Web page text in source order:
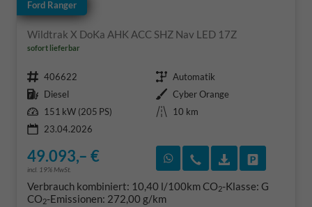
Ford Ranger
Wildtrak X DoKa AHK ACC SHZ Nav LED 17Z
sofort lieferbar
Fahrzeugnr. 406622 Getriebe Automatik
Kraftstoff Diesel Außenfarbe Cyber Orange
Leistung 151 kW (205 PS) Kilometerstand
10 km
23.04.2026
49.093,– €
incl. 19% MwSt.
Rückruf vereinbaren
Wir rufen Sie an
Verbrauch kombiniert: 10,40 l/100kmCO2-Klasse: G
CO2-Emissionen: 272,00 g/km